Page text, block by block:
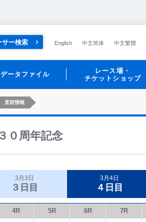
サー検索 English 中文简体 中文繁體
データファイル
レース場・
チケットショップ
直前情報
０周年記念
3月3日
３日目
3月4日
４日目
4R 5R 6R 7R